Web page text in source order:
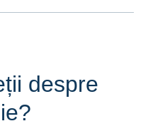
despre